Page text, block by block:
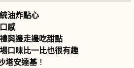
油炸點心
感
與邊走邊吃甜點
口味比一比也很有趣
塔安達基！